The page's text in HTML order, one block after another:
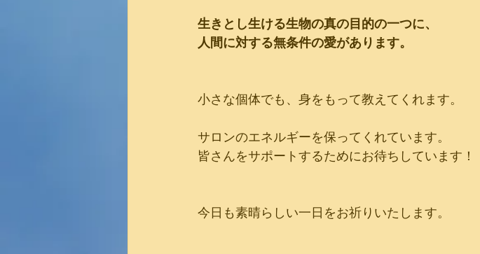
生きとし生ける生物の真の目的の一つに、
人間に対する無条件の愛があります。
小さな個体でも、身をもって教えてくれます。
サロンのエネルギーを保ってくれています。
皆さんをサポートするためにお待ちしています！
今日も素晴らしい一日をお祈りいたします。